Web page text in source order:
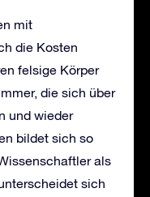
mit
die Kosten
felsige Körper
die sich über
und wieder
bildet sich so
als
sich